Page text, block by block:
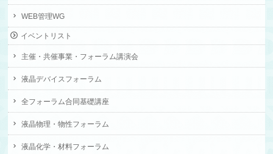
WEB管理WG
イベントリスト
主催・共催事業・フォーラム講演会
液晶デバイスフォーラム
全フォーラム合同基礎講座
液晶物理・物性フォーラム
液晶化学・材料フォーラム